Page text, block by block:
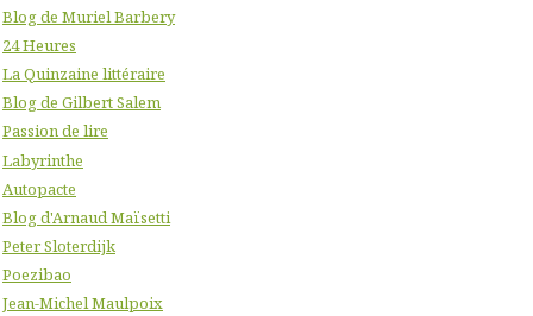
Blog de Muriel Barbery
24 Heures
La Quinzaine littéraire
Blog de Gilbert Salem
Passion de lire
Labyrinthe
Autopacte
Blog d'Arnaud Maïsetti
Peter Sloterdijk
Poezibao
Jean-Michel Maulpoix